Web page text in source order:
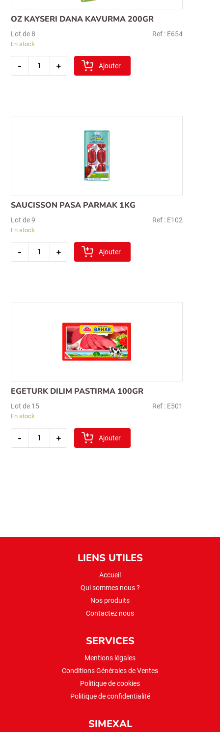
OZ KAYSERI DANA KAVURMA 200GR
Lot de 8 Ref : E654
En stock
-
quantité
+ Ajouter
SAUCISSON PASA PARMAK 1KG
Lot de 9 Ref : E102
En stock
-
quantité
+ Ajouter
EGETURK DILIM PASTIRMA 100GR
Lot de 15 Ref : E501
En stock
-
quantité
+ Ajouter
LIENS UTILES
Accueil
Qui sommes nous ?
Nos produits
Contactez nous
SERVICES
Mentions légales
Conditions Générales de Ventes
Politique de cookies
Politique de confidentialité
SIMEXAL
pour :